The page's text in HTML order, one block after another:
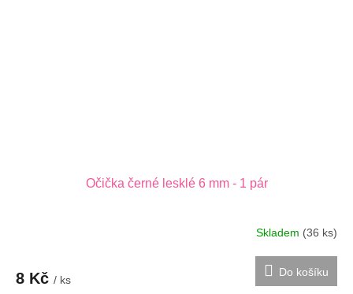
Očička černé lesklé 6 mm - 1 pár
Skladem (36 ks)
8 Kč / ks
Do košíku